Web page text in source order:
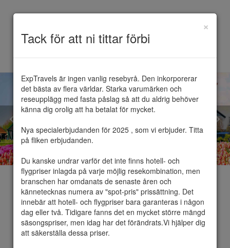
Tack för att ni tittar förbi
×
ExpTravels är ingen vanlig resebyrå. Den inkorporerar
det bästa av flera världar. Starka varumärken och
reseupplägg med fasta påslag så att du aldrig behöver
känna dig orolig att ha betalat för mycket.
Nya specialerbjudanden för 2025 , som vi erbjuder. Titta
på fliken erbjudanden.
Du kanske undrar varför det inte finns hotell- och
flygpriser inlagda på varje möjlig resekombination, men
branschen har omdanats de senaste åren och
kännetecknas numera av "spot-pris" prissättning. Det
innebär att hotell- och flygpriser bara garanteras i någon
dag eller två. Tidigare fanns det en mycket större mängd
säsongspriser, men idag har det förändrats.Vi hjälper dig
att säkerställa dessa priser.
Nederländerna